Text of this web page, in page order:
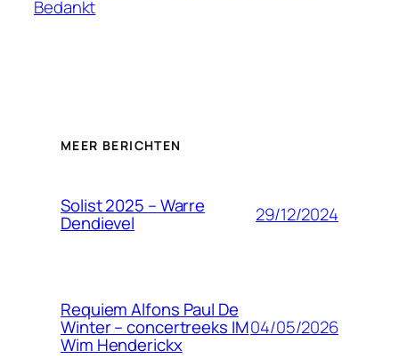
Bedankt
MEER BERICHTEN
Solist 2025 – Warre
Dendievel 29/12/2024
Requiem Alfons Paul De
Winter – concertreeks IM
Wim Henderickx
04/05/2026